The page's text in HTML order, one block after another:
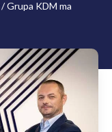
/Grupa KDM ma